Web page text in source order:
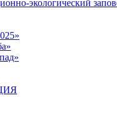
экологический